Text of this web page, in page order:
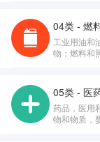
04类 - 燃
工业用油和
物；燃料和
05类 - 医
药品，医用
物和物质，